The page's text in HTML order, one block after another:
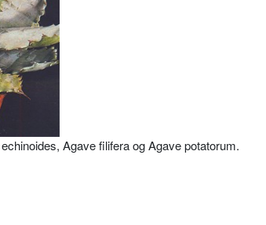
Agave filifera og Agave potatorum.